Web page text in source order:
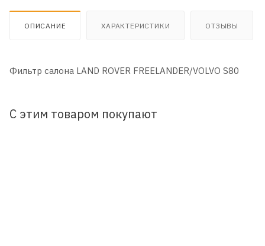
ОПИСАНИЕ ХАРАКТЕРИСТИКИ ОТЗЫВЫ
Фильтр салона LAND ROVER FREELANDER/VOLVO S80
С этим товаром покупают